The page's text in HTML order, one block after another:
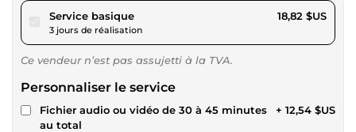
Service basiquepour 17,34 $US
3 jours de réalisation
18,82 $US
Ce vendeur n’est pas assujetti à la TVA.
Personnaliser le service
Fichier audio ou vidéo de 30 à 45 minutes
au total
+ 12,54 $US